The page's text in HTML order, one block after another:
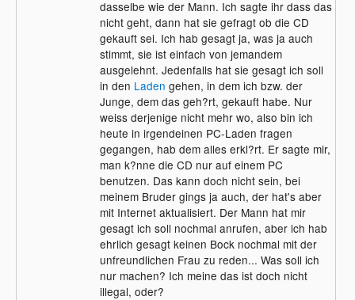
dasselbe wie der Mann. Ich sagte ihr dass das
nicht geht, dann hat sie gefragt ob die CD
gekauft sei. Ich hab gesagt ja, was ja auch
stimmt, sie ist einfach von jemandem
ausgelehnt. Jedenfalls hat sie gesagt ich soll
in den Laden gehen, in dem ich bzw. der
Junge, dem das geh?rt, gekauft habe. Nur
weiss derjenige nicht mehr wo, also bin ich
heute in irgendeinen PC-Laden fragen
gegangen, hab dem alles erkl?rt. Er sagte mir,
man k?nne die CD nur auf einem PC
benutzen. Das kann doch nicht sein, bei
meinem Bruder gings ja auch, der hat's aber
mit Internet aktualisiert. Der Mann hat mir
gesagt ich soll nochmal anrufen, aber ich hab
ehrlich gesagt keinen Bock nochmal mit der
unfreundlichen Frau zu reden... Was soll ich
nur machen? Ich meine das ist doch nicht
illegal, oder?